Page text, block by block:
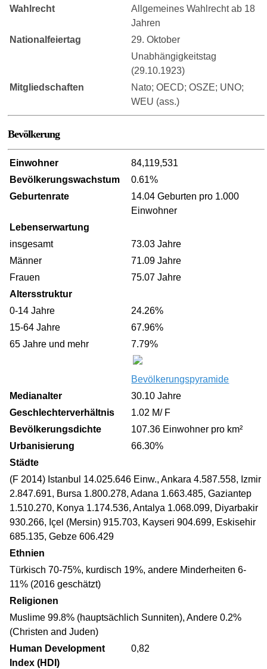
Wahlrecht
Allgemeines Wahlrecht ab 18
Jahren
Nationalfeiertag
29. Oktober
Unabhängigkeitstag
(29.10.1923)
Mitgliedschaften
Nato; OECD; OSZE; UNO;
WEU (ass.)
Bevölkerung
Einwohner
84,119,531
Bevölkerungswachstum
0.61%
Geburtenrate
14.04 Geburten pro 1.000
Einwohner
Lebenserwartung
insgesamt
73.03 Jahre
Männer
71.09 Jahre
Frauen
75.07 Jahre
Altersstruktur
0-14 Jahre
24.26%
15-64 Jahre
67.96%
65 Jahre und mehr
7.79%
Bevölkerungspyramide
Medianalter
30.10 Jahre
Geschlechterverhältnis
1.02 M/ F
Bevölkerungsdichte
107.36 Einwohner pro km²
Urbanisierung
66.30%
Städte
(F 2014) Istanbul 14.025.646 Einw., Ankara 4.587.558, Izmir
2.847.691, Bursa 1.800.278, Adana 1.663.485, Gaziantep
1.510.270, Konya 1.174.536, Antalya 1.068.099, Diyarbakir
930.266, Içel (Mersin) 915.703, Kayseri 904.699, Eskisehir
685.135, Gebze 606.429
Ethnien
Türkisch 70-75%, kurdisch 19%, andere Minderheiten 6-
11% (2016 geschätzt)
Religionen
Muslime 99.8% (hauptsächlich Sunniten), Andere 0.2%
(Christen and Juden)
Human Development
Index (HDI)
0,82